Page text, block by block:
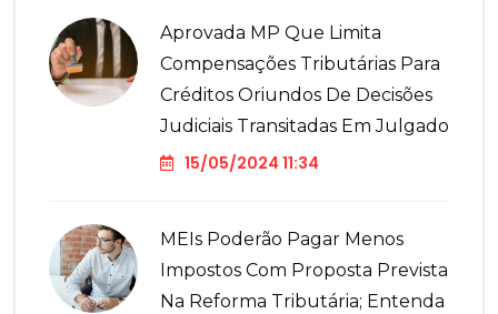
Aprovada MP Que Limita
Compensações Tributárias Para
Créditos Oriundos De Decisões
Judiciais Transitadas Em Julgado
15/05/2024 11:34
MEIs Poderão Pagar Menos
Impostos Com Proposta Prevista
Na Reforma Tributária; Entenda